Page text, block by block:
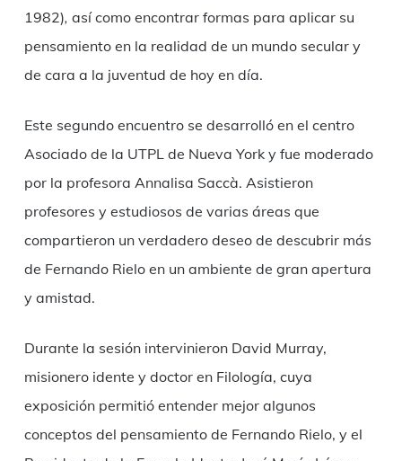
1982), así como encontrar formas para aplicar su
pensamiento en la realidad de un mundo secular y
de cara a la juventud de hoy en día.
Este segundo encuentro se desarrolló en el centro
Asociado de la UTPL de Nueva York y fue moderado
por la profesora Annalisa Saccà. Asistieron
profesores y estudiosos de varias áreas que
compartieron un verdadero deseo de descubrir más
de Fernando Rielo en un ambiente de gran apertura
y amistad.
Durante la sesión intervinieron David Murray,
misionero idente y doctor en Filología, cuya
exposición permitió entender mejor algunos
conceptos del pensamiento de Fernando Rielo, y el